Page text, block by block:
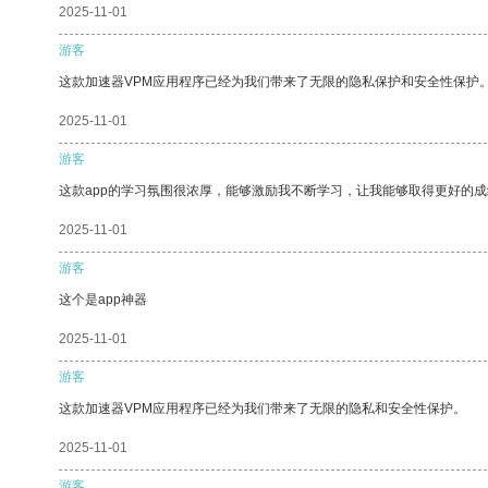
2025-11-01
游客
这款加速器VPM应用程序已经为我们带来了无限的隐私保护和安全性保护
2025-11-01
游客
这款app的学习氛围很浓厚，能够激励我不断学习，让我能够取得更好的
2025-11-01
游客
这个是app神器
2025-11-01
游客
这款加速器VPM应用程序已经为我们带来了无限的隐私和安全性保护。
2025-11-01